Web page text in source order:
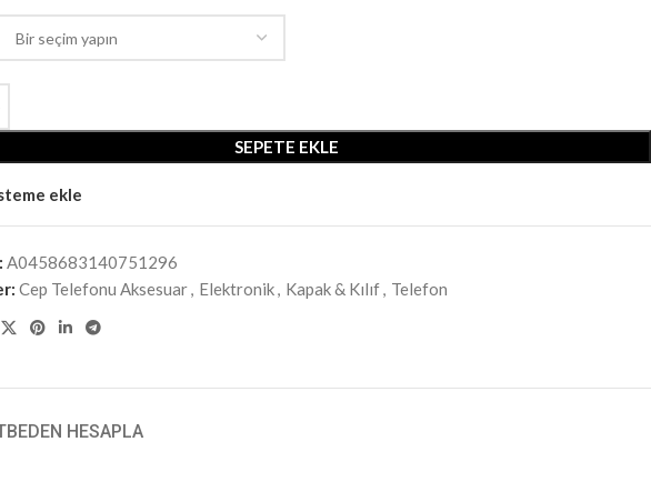
SEPETE EKLE
ekle
A0458683140751296
Cep Telefonu Aksesuar, Elektronik, Kapak & Kılıf, Telefon
BEDEN HESAPLA